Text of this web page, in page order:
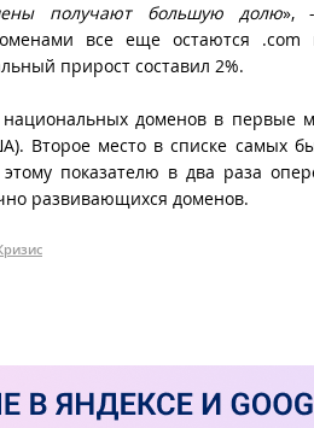
получают большую долю»,
все еще остаются
прирост составил 2%.
доменов в первые
Второе место в списке самых
показателю в два раза
развивающихся доменов.